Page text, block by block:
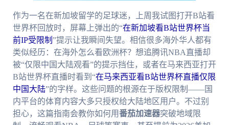
作为一名在新加坡留学的足球迷，上周我试图打开B站看
世界杯回放时，屏幕上弹出的“在新加坡看B站世界杯当
前IP受限制 ”提示让我瞬间失望。相信很多海外华人都有
类似经历：在海外怎么看欧洲杯？想追腾讯NBA直播却
被“仅限中国大陆观看”的提示挡住，或者在马来西亚打开
B站世界杯直播时看到“在马来西亚看B站世界杯直播仅限
中国大陆”的字样。这些问题的根源在于版权限制——国
内平台的体育内容大多只授权给大陆地区用户。不过别
担心，这篇指南会教你如何用番茄加速器突破地域限